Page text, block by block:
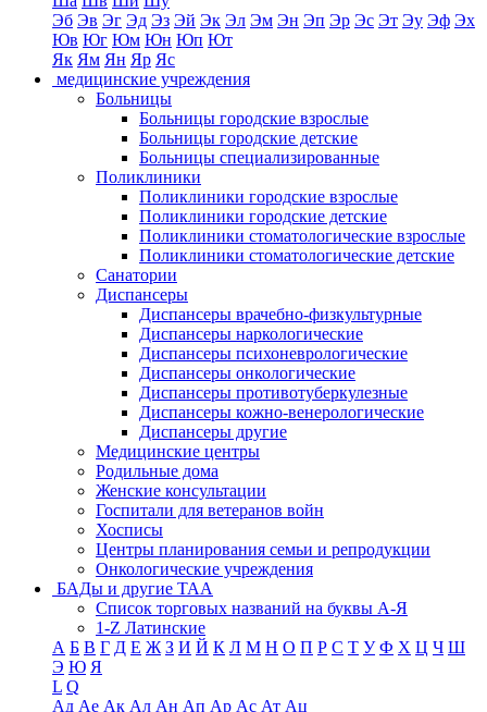
Эб Эв Эг Эд Эз Эй Эк Эл Эм Эн Эп Эр Эс Эт Эу Эф Эх
Юв Юг Юм Юн Юп Ют
Як Ям Ян Яр Яс
медицинские учреждения
Больницы
Больницы городские взрослые
Больницы городские детские
Больницы специализированные
Поликлиники
Поликлиники городские взрослые
Поликлиники городские детские
Поликлиники стоматологические взрослые
Поликлиники стоматологические детские
Санатории
Диспансеры
Диспансеры врачебно-физкультурные
Диспансеры наркологические
Диспансеры психоневрологические
Диспансеры онкологические
Диспансеры противотуберкулезные
Диспансеры кожно-венерологические
Диспансеры другие
Медицинские центры
Родильные дома
Женские консультации
Госпитали для ветеранов войн
Хосписы
Центры планирования семьи и репродукции
Онкологические учреждения
БАДы и другие ТАА
Список торговых названий на буквы А-Я
1-Z Латинские
А Б В Г Д Е Ж З И Й К Л М Н О П Р С Т У Ф Х Ц Ч Ш
Э Ю Я
L Q
Ад Ае Ак Ал Ан Ап Ар Ас Ат Ац